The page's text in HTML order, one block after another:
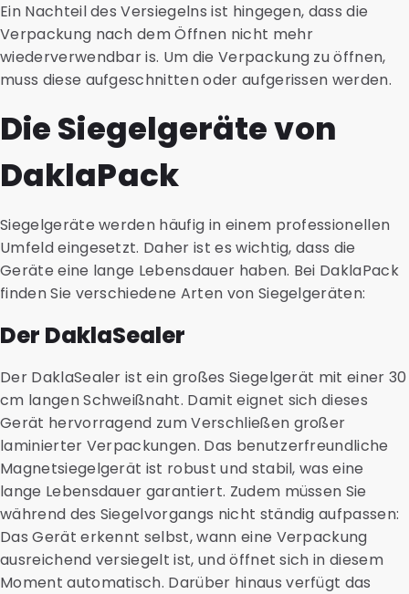
Ein Nachteil des Versiegelns ist hingegen, dass die
Verpackung nach dem Öffnen nicht mehr
wiederverwendbar is. Um die Verpackung zu öffnen,
muss diese aufgeschnitten oder aufgerissen werden.
Die Siegelgeräte von
DaklaPack
Siegelgeräte werden häufig in einem professionellen
Umfeld eingesetzt. Daher ist es wichtig, dass die
Geräte eine lange Lebensdauer haben. Bei DaklaPack
finden Sie verschiedene Arten von Siegelgeräten:
Der DaklaSealer
Der DaklaSealer ist ein großes Siegelgerät mit einer 30
cm langen Schweißnaht. Damit eignet sich dieses
Gerät hervorragend zum Verschließen großer
laminierter Verpackungen. Das benutzerfreundliche
Magnetsiegelgerät ist robust und stabil, was eine
lange Lebensdauer garantiert. Zudem müssen Sie
während des Siegelvorgangs nicht ständig aufpassen:
Das Gerät erkennt selbst, wann eine Verpackung
ausreichend versiegelt ist, und öffnet sich in diesem
Moment automatisch. Darüber hinaus verfügt das